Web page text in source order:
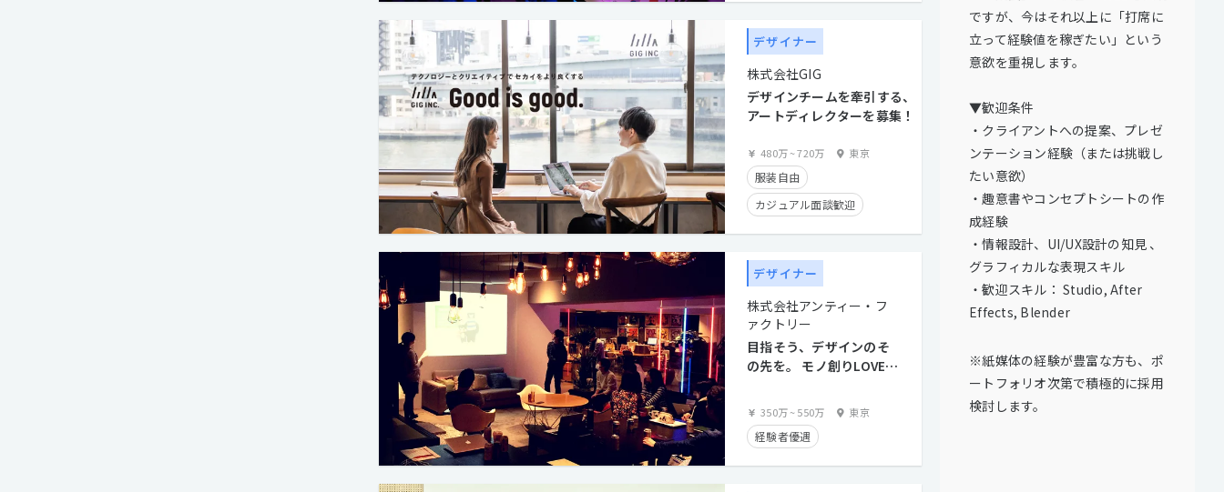
住宅手当有り
フレックスタイム制
経験者優遇
クライアントとの直接取引多数
デザイナー
株式会社GIG
デザインチームを牽引する、
アートディレクターを募集！
480万~720万 東京
服装自由
カジュアル面談歓迎
時短勤務有り
在宅勤務可
経験者優遇
残業手当有り
長期休暇有り
産休・育休実績有り
クライアントとの直接取引多数
デザイナー
株式会社アンティー・フ
ァクトリー
目指そう、デザインのそ
の先を。 モノ創りLOVEな
350万~550万 東京
経験者優遇
ですが、今はそれ以上に「打席に
立って経験値を稼ぎたい」という
意欲を重視します。
▼歓迎条件
・クライアントへの提案、プレゼ
ンテーション経験（または挑戦し
たい意欲）
・趣意書やコンセプトシートの作
成経験
・情報設計、UI/UX設計の知見 、
グラフィカルな表現スキル
・歓迎スキル： Studio, After
Effects, Blender
※紙媒体の経験が豊富な方も、ポ
ートフォリオ次第で積極的に採用
検討します。